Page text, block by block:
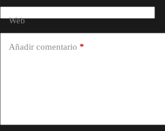
Web
Añadir comentario *